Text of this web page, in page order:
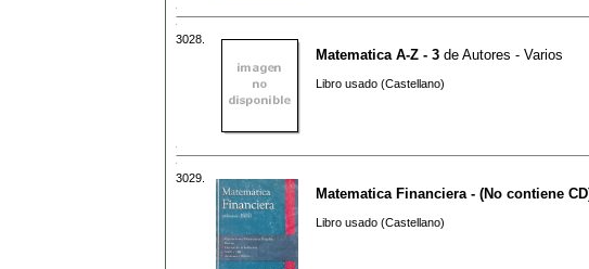
3028.
Matematica A-Z - 3 de Autores - Varios
Libro usado (Castellano)
3029.
Matematica Financiera - (No contiene
Libro usado (Castellano)